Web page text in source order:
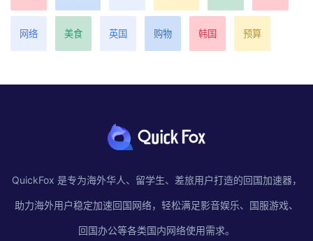
网络 美食 英国 购物 韩国 预算
QuickFox 是专为海外华人、留学生、差旅用户打造的回国加速器，
助力海外用户稳定加速回国网络，轻松满足影音娱乐、国服游戏、
回国办公等各类国内网络使用需求。